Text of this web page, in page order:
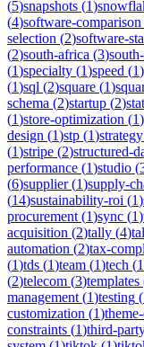
(5)snapshots (1)
(4)software-comparison
selection (2)software-
(2)south-africa (3)
(1)specialty (1)speed (1)
(1)sql (2)square (1)
schema (2)startup (2)
(1)store-optimization (1)
design (1)stp (1)strategy
(1)stripe (2)structured-
performance (1)studio (
(6)supplier(1)supply-
(14)sustainability-roi (1)
procurement (1)sync (1)
acquisition (2)tally (4)
automation (2)tax-
(1)tds (1)team (1)tech (1
(2)telecom (3)templates
management (1)testing (
customization (1)
constraints (1)third-